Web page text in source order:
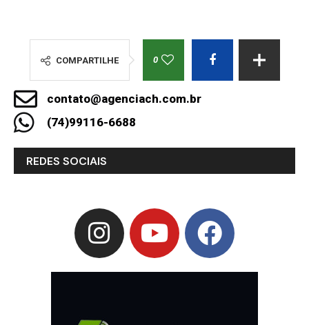
COMPARTILHE 0
contato@agenciach.com.br
(74)99116-6688
REDES SOCIAIS